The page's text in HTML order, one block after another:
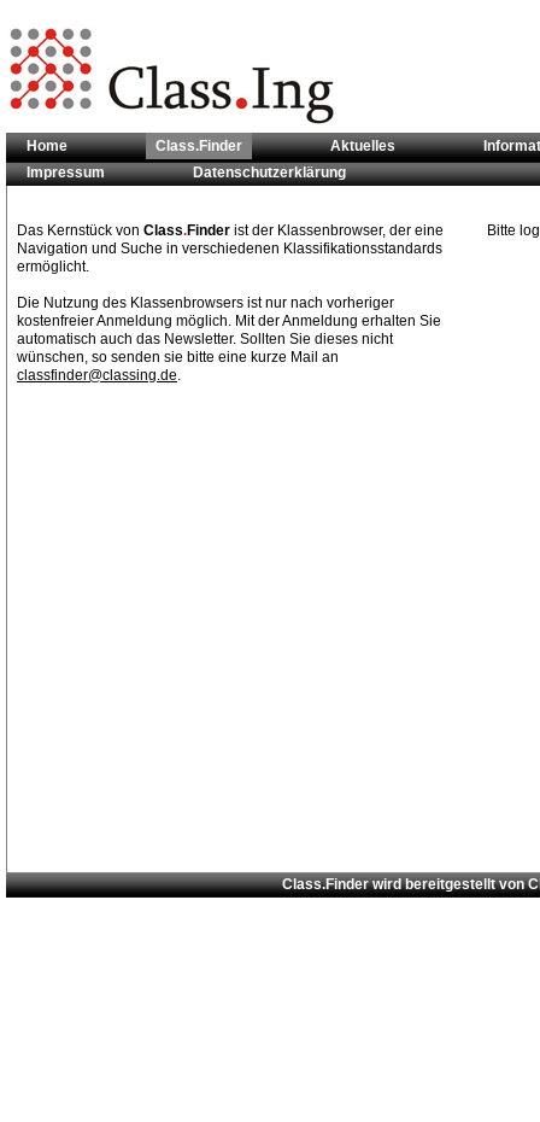
Sie sind hier:Class.Finder
Home Class.Finder Aktuelles
Impressum
Datenschutzerklärung
Das Kernstück von Class.Finder ist der Klassenbrowser, der eine
Navigation und Suche in verschiedenen Klassifikationsstandards
ermöglicht.
Die Nutzung des Klassenbrowsers ist nur nach vorheriger
kostenfreier Anmeldung möglich. Mit der Anmeldung erhalten Sie
automatisch auch das Newsletter. Sollten Sie dieses nicht
wünschen, so senden sie bitte eine kurze Mail an
classfinder@classing.de.
Bitte
Class.Finder wird bereitgestellt von